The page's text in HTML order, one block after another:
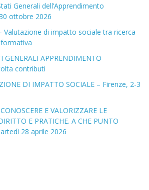
Generali dell’Apprendimento
ottobre 2026
Valutazione di impatto sociale tra ricerca
APPRENDIMENTO
contributi
DI IMPATTO SOCIALE – Firenze, 2-3
E VALORIZZARE LE
E PRATICHE. A CHE PUNTO
28 aprile 2026